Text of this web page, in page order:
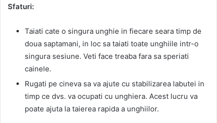
Sfaturi:
Taiati cate o singura unghie in fiecare seara timp de
doua saptamani, in loc sa taiati toate unghiile intr-o
singura sesiune. Veti face treaba fara sa speriati
cainele.
Rugati pe cineva sa va ajute cu stabilizarea labutei in
timp ce dvs. va ocupati cu unghiera. Acest lucru va
poate ajuta la taierea rapida a unghiilor.